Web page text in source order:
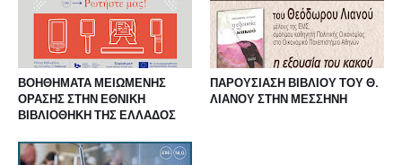
ΒΟΗΘΗΜΑΤΑ ΜΕΙΩΜΕΝΗΣ
ΟΡΑΣΗΣ ΣΤΗΝ ΕΘΝΙΚΗ
ΒΙΒΛΙΟΘΗΚΗ ΤΗΣ ΕΛΛΑΔΟΣ
ΠΑΡΟΥΣΙΑΣΗ ΒΙΒΛΙΟΥ ΤΟΥ Θ.
ΛΙΑΝΟΥ ΣΤΗΝ ΜΕΣΣΗΝΗ